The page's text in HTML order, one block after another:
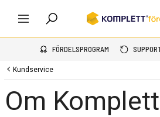
FÖRDELSPROGRAM
Kundservice
Om